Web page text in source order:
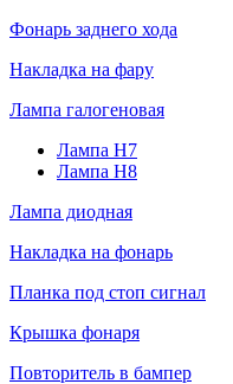
Фонарь заднего хода
Накладка на фару
Лампа галогеновая
Лампа H7
Лампа H8
Лампа диодная
Накладка на фонарь
Планка под стоп сигнал
Крышка фонаря
Повторитель в бампер